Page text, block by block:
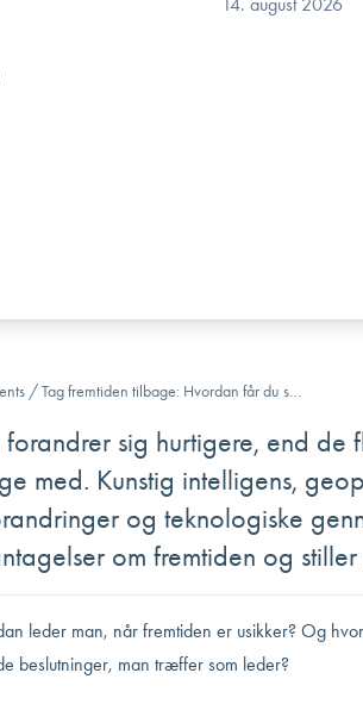
/Tag fremtiden tilbage: Hvordan får du s…
forandrer sig hurtigere, end de
med. Kunstig intelligens,
og teknologiske
om fremtiden og
leder man, når fremtiden er usikker? Og
beslutninger, man træffer som leder?